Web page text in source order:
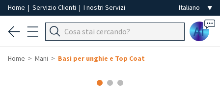
Home | Servizio Clienti | I nostri Servizi
Ai
Home Mani Basi per unghie e Top Coat